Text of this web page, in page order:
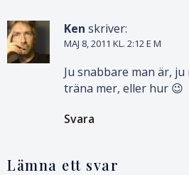
Ken skriver:
MAJ 8, 2011 KL. 2:12 E M
Ju snabbare man är,
träna mer, eller hur 😉
Svara
Lämna ett svar